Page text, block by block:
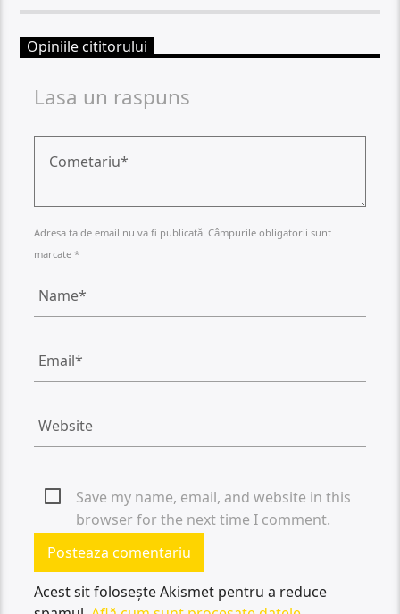
Opiniile cititorului
Lasa un raspuns
Adresa ta de email nu va fi publicată. Câmpurile obligatorii sunt
marcate *
Save my name, email, and website in this
browser for the next time I comment.
Acest sit folosește Akismet pentru a reduce